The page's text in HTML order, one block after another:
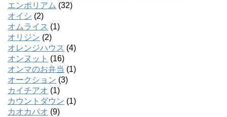
エンポリアム (32)
オイシ (2)
オムライス (1)
オリジン (2)
オレンジハウス (4)
オンヌット (16)
オンマのお弁当 (1)
オークション (3)
カイチアオ (1)
カウントダウン (1)
カオカパオ (9)